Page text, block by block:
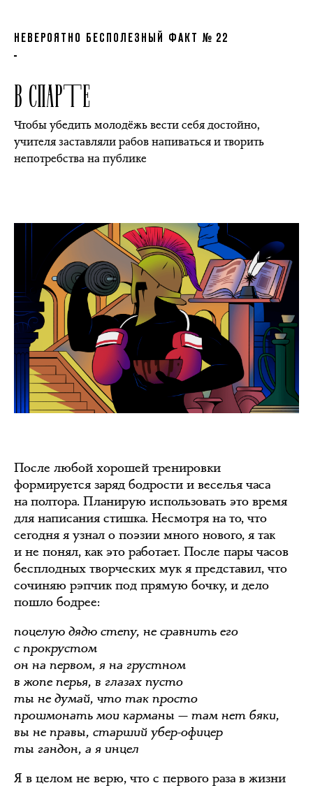
НЕВЕРОЯТНО БЕСПОЛЕЗНЫЙ ФАКТ № 22
В СПАРТЕ
Чтобы убедить молодёжь вести себя достойно,
учителя заставляли рабов напиваться и творить
непотребства на публике
После любой хорошей тренировки
формируется заряд бодрости и веселья часа
на полтора. Планирую использовать это время
для написания стишка. Несмотря на то, что
сегодня я узнал о поэзии много нового, я так
и не понял, как это работает. После пары часов
бесплодных творческих мук я представил, что
сочиняю рэпчик под прямую бочку, и дело
пошло бодрее:
поцелую дядю степу, не сравнить его
с прокрустом
он на первом, я на грустном
в жопе перья, в глазах пусто
ты не думай, что так просто
прошмонать мои карманы — там нет бяки,
вы не правы, старший убер-офицер
ты гандон, а я инцел
Я в целом не верю, что с первого раза в жизни